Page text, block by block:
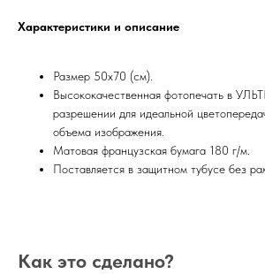
Характеристики и описание
Размер 50х70 (см).
Высококачественная фотопечать в
разрешении для идеальной
объема изображения.
Матовая французская бумага 180 г/м.
Поставляется в защитном тубусе без
Как это сделано?